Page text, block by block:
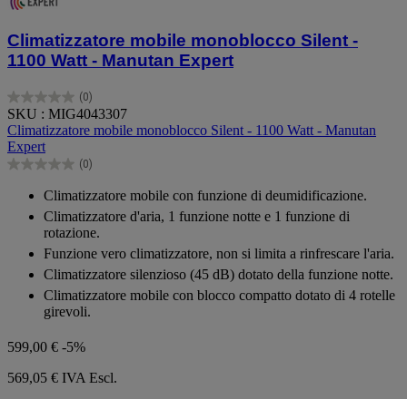
Climatizzatore mobile monoblocco Silent -
1100 Watt - Manutan Expert
(0)
0.0
su
5
stelle.
SKU : MIG4043307
Climatizzatore mobile monoblocco Silent - 1100 Watt - Manutan
Expert
(0)
0.0
stelle.
Climatizzatore mobile con funzione di deumidificazione.
Climatizzatore d'aria, 1 funzione notte e 1 funzione di
rotazione.
Funzione vero climatizzatore, non si limita a rinfrescare l'aria.
Climatizzatore silenzioso (45 dB) dotato della funzione notte.
Climatizzatore mobile con blocco compatto dotato di 4 rotelle
girevoli.
599,00 € -5%
569,05 € IVA Escl.